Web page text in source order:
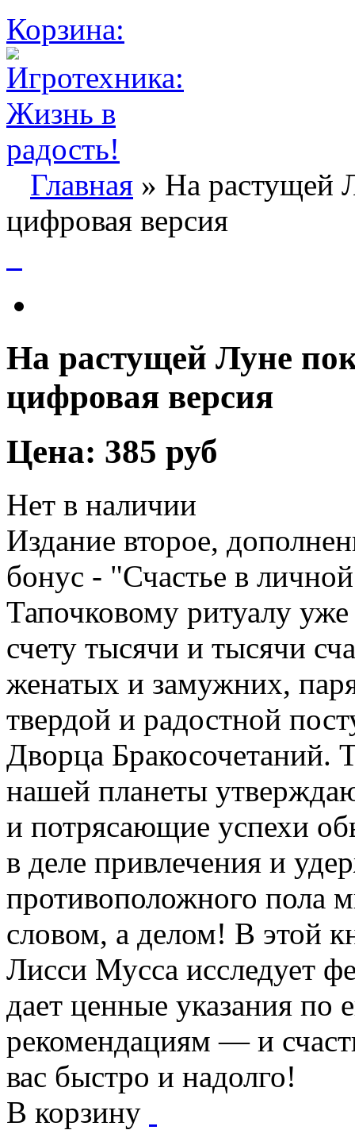
Корзина:
Главная » На растущей
цифровая версия
На растущей Луне
цифровая версия
Цена: 385 руб
Нет в наличии
Издание второе,
бонус - "Счастье в
Тапочковому ритуалу
счету тысячи и тысячи
женатых и замужних,
твердой и радостной
Дворца Бракосочетаний.
нашей планеты
и потрясающие успехи
в деле привлечения и
противоположного пола
словом, а делом! В этой
Лисси Мусса исследует
дает ценные указания
рекомендациям — и
вас быстро и надолго!
В корзину